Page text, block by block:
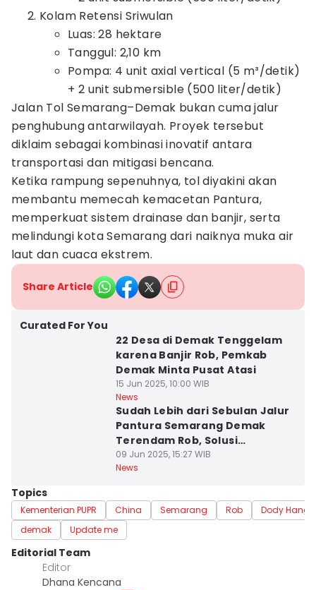
Kolam Retensi Sriwulan
Luas: 28 hektare
Tanggul: 2,10 km
Pompa: 4 unit axial vertical (5 m³/detik)
+ 2 unit submersible (500 liter/detik)
Jalan Tol Semarang–Demak bukan cuma jalur
penghubung antarwilayah. Proyek tersebut
diklaim sebagai kombinasi inovatif antara
transportasi dan mitigasi bencana.
Ketika rampung sepenuhnya, tol diyakini akan
membantu memecah kemacetan Pantura,
memperkuat sistem drainase dan banjir, serta
melindungi kota Semarang dari naiknya muka air
laut dan cuaca ekstrem.
Share Article
Curated For You
22 Desa di Demak Tenggelam
karena Banjir Rob, Pemkab
Demak Minta Pusat Atasi
15 Jun 2025, 10:00 WIB
News
Sudah Lebih dari Sebulan Jalur
Pantura Semarang Demak
Terendam Rob, Solusi
Pemerintah: Bangun Tanggul
Laut sampai Jalan Tol
09 Jun 2025, 15:27 WIB
News
Topics
Kementerian PUPR China Semarang Rob
Dody
demak
Update me
Editorial Team
Editor
Dhana Kencana